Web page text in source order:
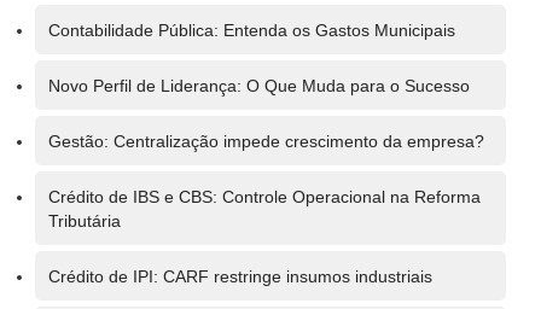
Contabilidade Pública: Entenda os Gastos Municipais
Novo Perfil de Liderança: O Que Muda para o Sucesso
Gestão: Centralização impede crescimento da empresa?
Crédito de IBS e CBS: Controle Operacional na Reforma
Tributária
Crédito de IPI: CARF restringe insumos industriais